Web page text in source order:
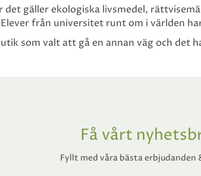
det gäller ekologiska livsmedel,
från universitet runt om i världen
som valt att gå en annan väg och det
Få vårt
Fyllt med våra bästa erbjudanden